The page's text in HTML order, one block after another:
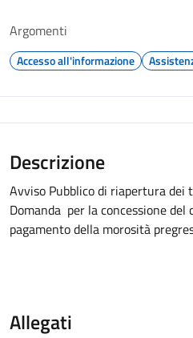
Argomenti
Accesso all'informazione
Descrizione
Avviso Pubblico di riapertura
Domanda per la concessione
pagamento della morosità
Allegati